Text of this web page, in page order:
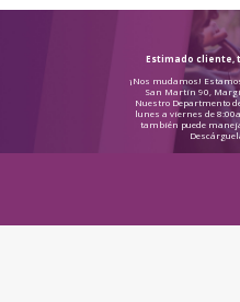
Estimado cliente,
¡Nos mudamos!
San Martin 90,
Nuestro Departmento
lunes a viernes de
también puede